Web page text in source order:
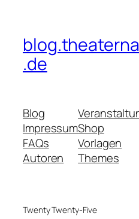
.de
Blog
Impressum
FAQs
Autoren
Shop
Vorlagen
Themes
Twenty Twenty-Five